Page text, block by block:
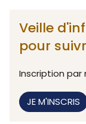
Veille
pour
Inscription par
JE M'INSCRIS